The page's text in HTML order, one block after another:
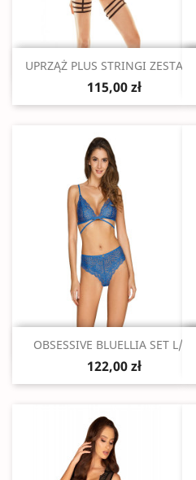
Szybki podgląd
UPRZĄŻ PLUS STRINGI ZESTAW...
115,00 zł
Szybki podgląd
OBSESSIVE BLUELLIA SET L/XL
122,00 zł